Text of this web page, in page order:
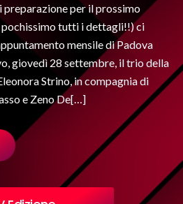
per il prossimo
pochissimo tutti i dettagli!!) ci
mensile di Padova
giovedì 28 settembre, il trio della
Strino, in compagnia di
e Zeno De[…]